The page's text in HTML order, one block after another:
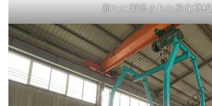
新たに製造された炭化機械